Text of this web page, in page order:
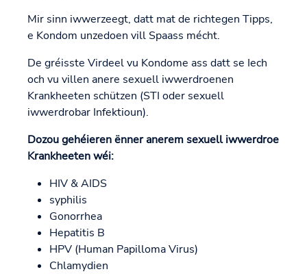
Mir sinn iwwerzeegt, datt mat de richtegen Tipps,
e Kondom unzedoen vill Spaass mécht.
De gréisste Virdeel vu Kondome ass datt se Iech
och vu villen anere sexuell iwwerdroenen
Krankheeten schützen (STI oder sexuell
iwwerdrobar Infektioun).
Dozou gehéieren ënner anerem sexuell iwwerdroe
Krankheeten wéi:
HIV & AIDS
syphilis
Gonorrhea
Hepatitis B
HPV (Human Papilloma Virus)
Chlamydien